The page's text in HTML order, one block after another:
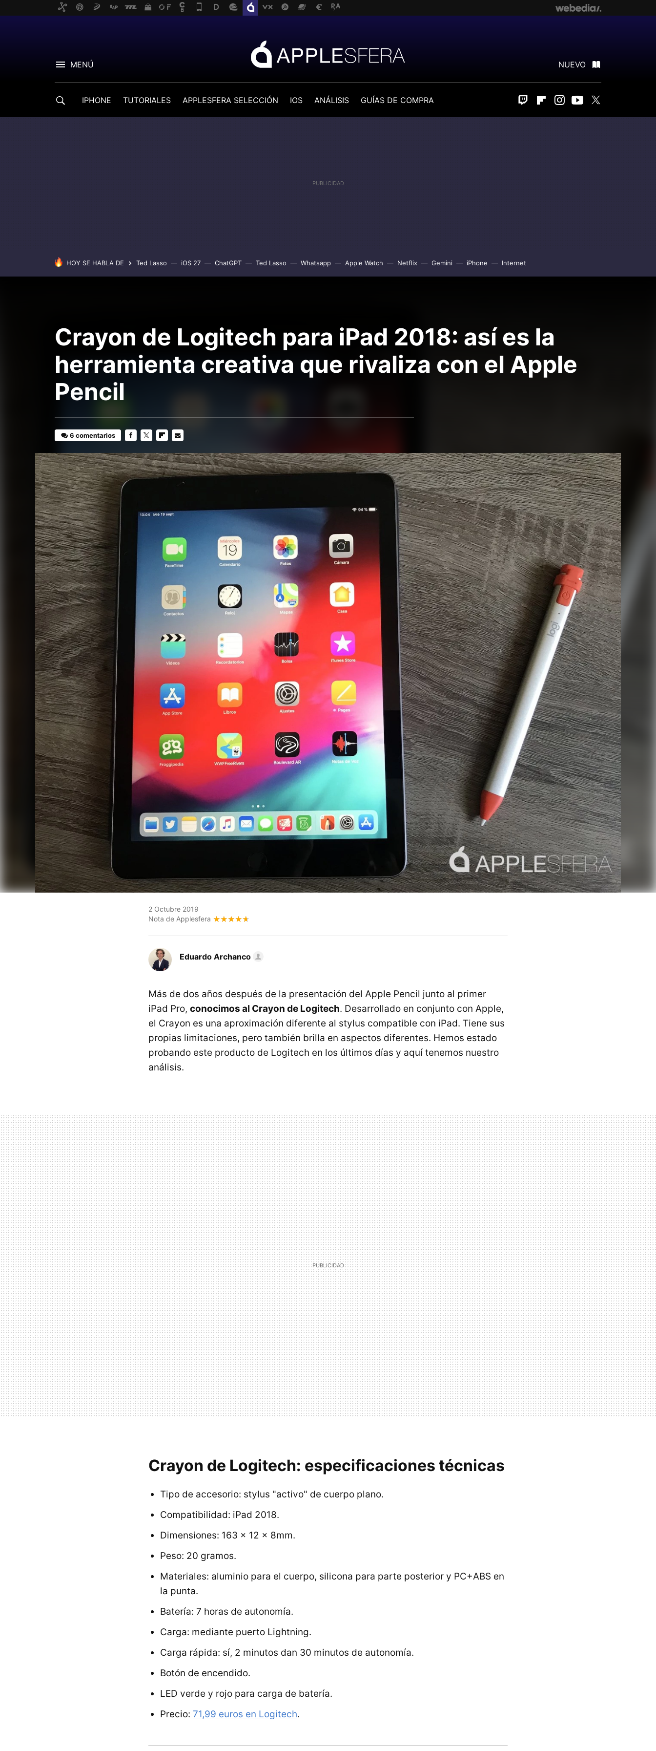
MENÚ NUEVO
IPHONE TUTORIALES APPLESFERA SELECCIÓN IOS ANÁLISIS GUÍAS DE COMPRA Twitch FlipboardInstagram
Youtube
HOY SE HABLA DE Ted Lasso iOS 27 ChatGPT Ted Lasso Whatsapp Apple Watch Netflix Gemini iPhone Internet
Crayon de Logitech para iPad 2018: así es la
herramienta creativa que rivaliza con el Apple
Pencil
6 comentarios
MAIL
2 Octubre 2019
Nota de Applesfera
Eduardo Archanco
Más de dos años después de la presentación del Apple Pencil junto al primer
iPad Pro, conocimos al Crayon de Logitech. Desarrollado en conjunto con Apple,
el Crayon es una aproximación diferente al stylus compatible con iPad. Tiene sus
propias limitaciones, pero también brilla en aspectos diferentes. Hemos estado
probando este producto de Logitech en los últimos días y aquí tenemos nuestro
análisis.
Crayon de Logitech: especificaciones técnicas
Tipo de accesorio: stylus "activo" de cuerpo plano.
Compatibilidad: iPad 2018.
Dimensiones: 163 x 12 x 8mm.
Peso: 20 gramos.
Materiales: aluminio para el cuerpo, silicona para parte posterior y PC+ABS en
la punta.
Batería: 7 horas de autonomía.
Carga: mediante puerto Lightning.
Carga rápida: sí, 2 minutos dan 30 minutos de autonomía.
Botón de encendido.
LED verde y rojo para carga de batería.
Precio: 71,99 euros en Logitech.